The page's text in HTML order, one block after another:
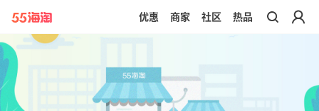
带你去官网买正品
优惠 商家 社区 热品